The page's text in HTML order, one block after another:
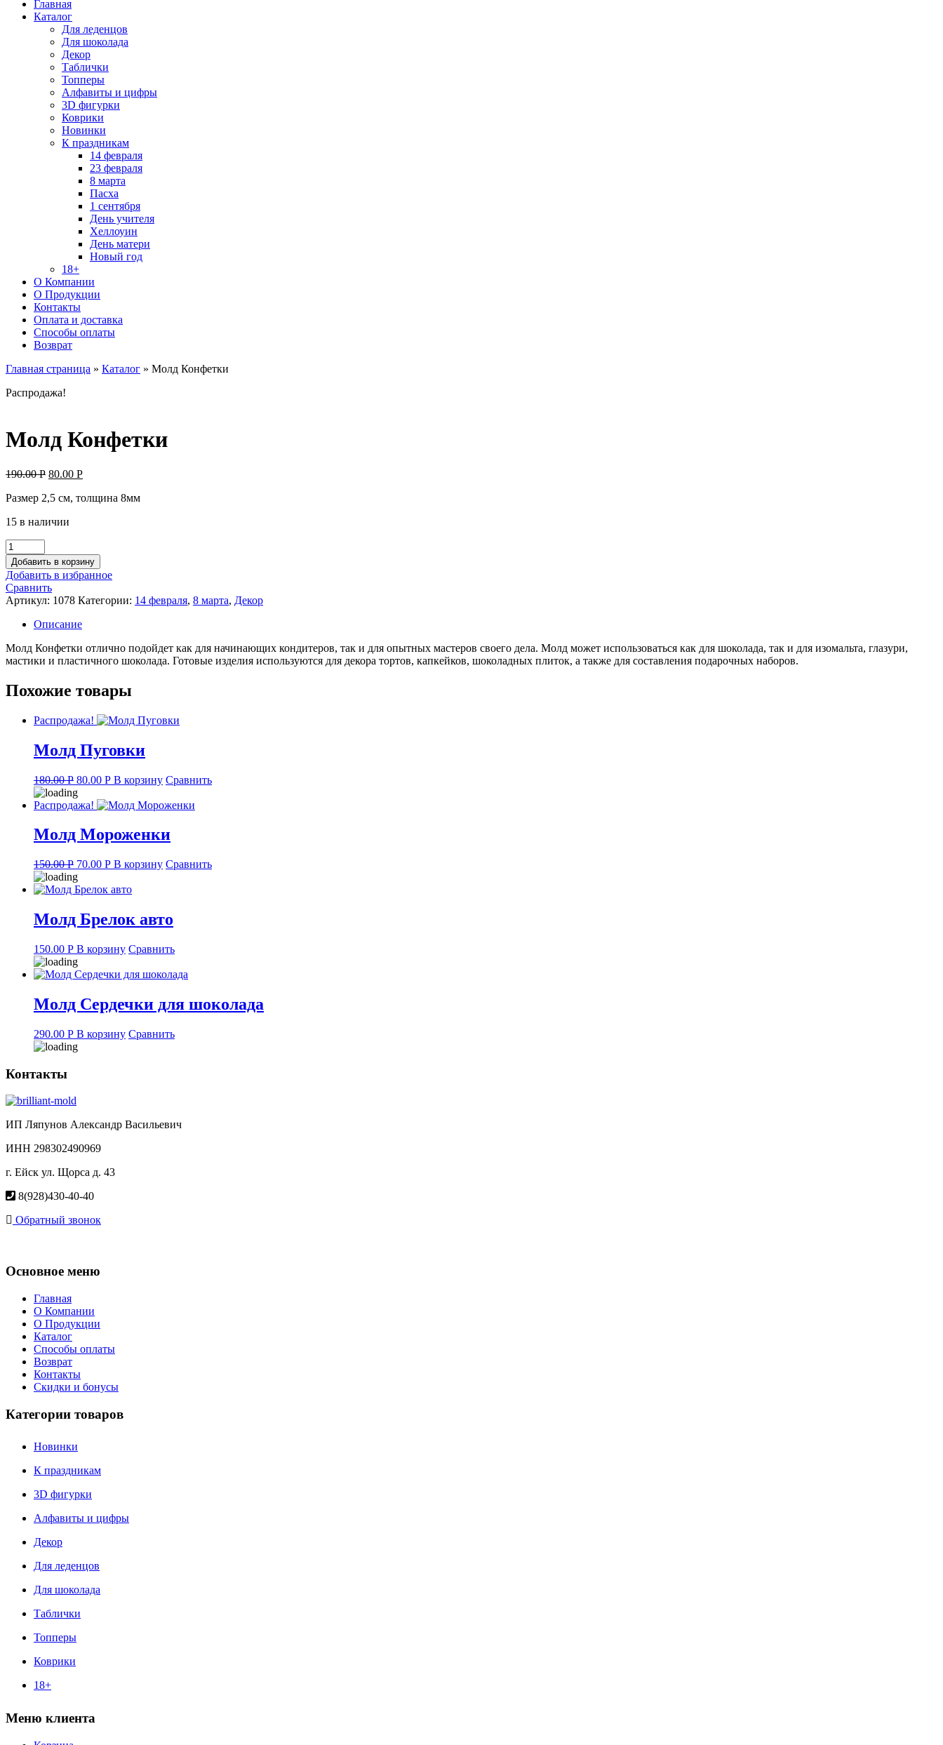
Главная
Каталог
Для леденцов
Для шоколада
Декор
Таблички
Топперы
Алфавиты и цифры
3D фигурки
Коврики
Новинки
К праздникам
14 февраля
23 февраля
8 марта
Пасха
1 сентября
День учителя
Хеллоуин
День матери
Новый год
18+
О Компании
О Продукции
Контакты
Оплата и доставка
Способы оплаты
Возврат
Главная страница » Каталог » Молд Конфетки
Распродажа!
Молд Конфетки
190.00Р Original
was:
80.00 РCurrent
is:
Размер 2,5 см, толщина 8мм
15 в наличии
Количество
товара
Молд
Конфетки
Добавить в корзину
Добавить в избранное
Сравнить
Артикул: 1078 Категории: 14 февраля, 8 марта, Декор
Описание
Молд Конфетки отлично подойдет как для начинающих кондитеров, так и для опытных мастеров своего дела. Молд может использоваться как для шоколада, так и для изомальта, глазури,
мастики и пластичного шоколада. Готовые изделия используются для декора тортов, капкейков, шоколадных плиток, а также для составления подарочных наборов.
Похожие товары
Распродажа!
Молд Пуговки
180.00Р Original
price
was:
80.00 РCurrent
is:
В корзину Сравнить
Распродажа!
Молд Мороженки
150.00Р Original
price
was:
70.00 РCurrent
is:
В корзину Сравнить
Молд Брелок авто
150.00 Р В корзину Сравнить
Молд Сердечки для шоколада
290.00 Р В корзину Сравнить
Контакты
ИП Ляпунов Александр Васильевич
ИНН 298302490969
г. Ейск ул. Щорса д. 43
8(928)430-40-40
Обратный звонок
Основное меню
Главная
О Компании
О Продукции
Каталог
Способы оплаты
Возврат
Контакты
Скидки и бонусы
Категории товаров
Новинки
К праздникам
3D фигурки
Алфавиты и цифры
Декор
Для леденцов
Для шоколада
Таблички
Топперы
Коврики
18+
Меню клиента